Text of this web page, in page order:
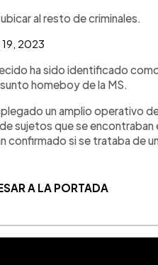
al resto de criminales.
2023
ha sido identificado
homeboy de la MS.
un amplio operativo
sujetos que se encontraban
confirmado si se trataba de
A LA PORTADA